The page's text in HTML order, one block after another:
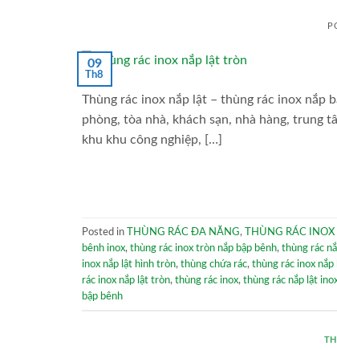
09
Th8
Thùng rác inox nắp lật – thùng rác inox nắp
phòng, tòa nhà, khách sạn, nhà hàng, trung
khu khu công nghiệp, […]
Posted in THÙNG RÁC ĐA NĂNG, THÙNG RÁC INOX
bênh inox, thùng rác inox tròn nắp bập bênh, thùng rác
inox nắp lật hình tròn, thùng chứa rác, thùng rác inox
rác inox nắp lật tròn, thùng rác inox, thùng rác nắp lật
bập bênh